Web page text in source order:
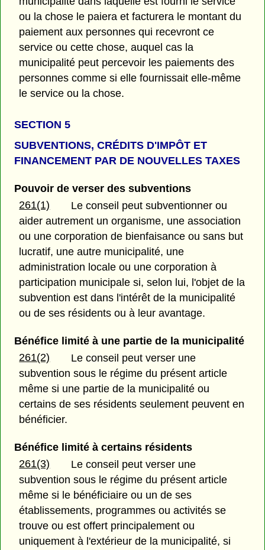
ou la chose le paiera et facturera le montant du
paiement aux personnes qui recevront ce
service ou cette chose, auquel cas la
municipalité peut percevoir les paiements des
personnes comme si elle fournissait elle-même
le service ou la chose.
SECTION 5
SUBVENTIONS, CRÉDITS D'IMPÔT ET
FINANCEMENT PAR DE NOUVELLES TAXES
Pouvoir de verser des subventions
261(1)
Le conseil peut subventionner ou
aider autrement un organisme, une association
ou une corporation de bienfaisance ou sans but
lucratif, une autre municipalité, une
administration locale ou une corporation à
participation municipale si, selon lui, l'objet de la
subvention est dans l'intérêt de la municipalité
ou de ses résidents ou à leur avantage.
Bénéfice limité à une partie de la municipalité
261(2)
Le conseil peut verser une
subvention sous le régime du présent article
même si une partie de la municipalité ou
certains de ses résidents seulement peuvent en
bénéficier.
Bénéfice limité à certains résidents
261(3)
Le conseil peut verser une
subvention sous le régime du présent article
même si le bénéficiaire ou un de ses
établissements, programmes ou activités se
trouve ou est offert principalement ou
uniquement à l'extérieur de la municipalité, si